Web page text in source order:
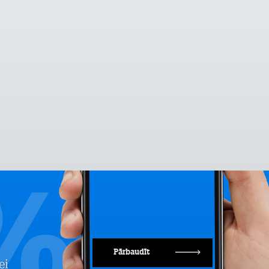
Pārbaudīt